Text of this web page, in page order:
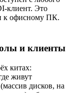
клиент. Это
к офисному ПК.
и клиенты
китах:
живут
дисков, на